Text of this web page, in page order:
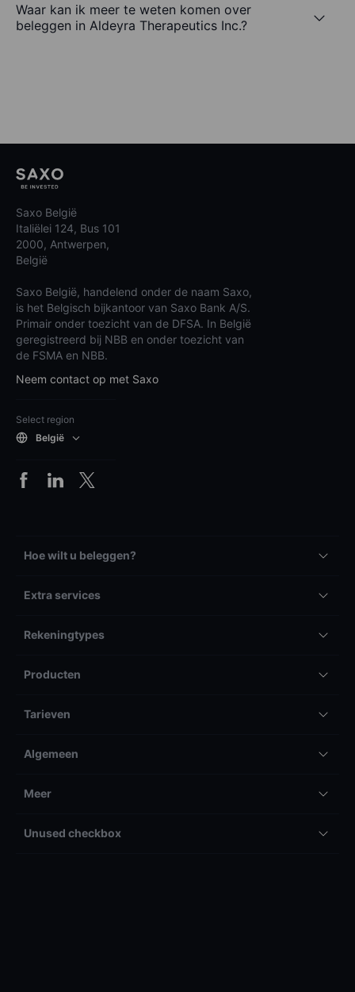
Waar kan ik meer te weten komen over
beleggen in Aldeyra Therapeutics Inc.?
Saxo België
Italiëlei 124, Bus 101
2000, Antwerpen,
België
Saxo België, handelend onder de naam Saxo,
is het Belgisch bijkantoor van Saxo Bank A/S.
Primair onder toezicht van de DFSA. In België
geregistreerd bij NBB en onder toezicht van
de FSMA en NBB.
Neem contact op met Saxo
Select region
België
Hoe wilt u beleggen?
Extra services
Rekeningtypes
Producten
Tarieven
Algemeen
Meer
Unused checkbox